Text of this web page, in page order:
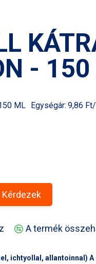
-
ML Egységár: 9,86
Kérdezek
A termék
ichtyollal, allantoinnal)